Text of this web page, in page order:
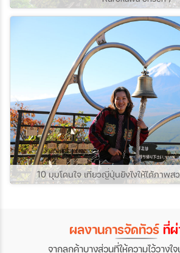
10 มุมโดนใจ เที่ยวญี่ปุ่นยังไงให้ได้ภาพส
ผลงานการจัดทัวร์ที่ผ่
จากลูกค้าบางส่วนที่ให้ความไว้วางใ